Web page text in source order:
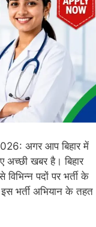
अगर आप बिहार में
अच्छी खबर है। बिहार
पदों पर भर्ती के
भर्ती अभियान के तहत